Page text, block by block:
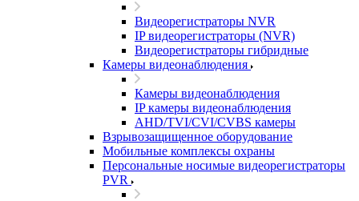
Видеорегистраторы NVR
IP видеорегистраторы (NVR)
Видеорегистраторы гибридные
Камеры видеонаблюдения
Камеры видеонаблюдения
IP камеры видеонаблюдения
AHD/TVI/CVI/CVBS камеры
Взрывозащищенное оборудование
Мобильные комплексы охраны
Персональные носимые видеорегистраторы
PVR